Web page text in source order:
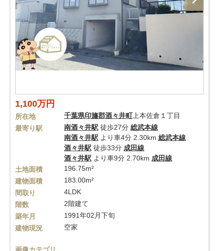
1,100万円
所在地 千葉県印旛郡酒々井町上本佐倉１丁目
最寄り駅
南酒々井駅 徒歩27分 総武本線
南酒々井駅 より車4分 2.30km 総武本線
酒々井駅 徒歩33分 成田線
酒々井駅 より車9分 2.70km 成田線
土地面積
196.75m²
建物面積
183.00m²
間取り
4LDK
階数
2階建て
築年月
1991年02月下旬
建物現況
空家